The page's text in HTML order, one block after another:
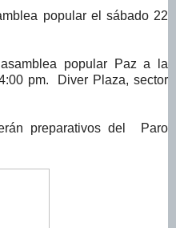
popular el sábado 22
popular Paz a la
pm. Diver Plaza, sector
preparativos del Paro